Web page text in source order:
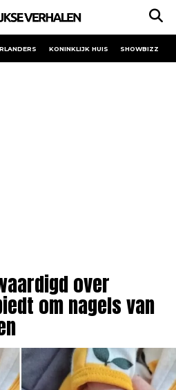
KONINKLIJK HUIS SHOWBIZZ
over
om nagels van